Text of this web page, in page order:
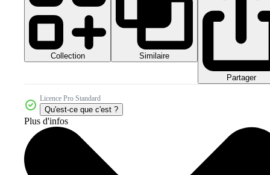
Collection Similaire
Partager
Licence Pro Standard
Qu'est-ce que c'est ?
Plus d'infos